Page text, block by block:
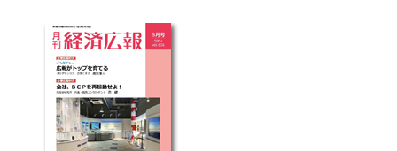
導入事例
レポート